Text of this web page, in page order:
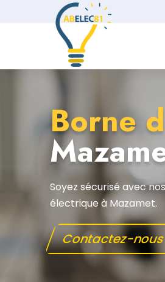
Borne
Soyez sécurisé avec
électrique à Mazamet.
Contactez-nous